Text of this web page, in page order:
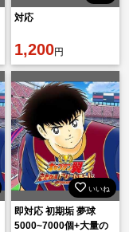
対応
1,200円
いいね
即対応 初期垢 夢球
5000~7000個+大量の